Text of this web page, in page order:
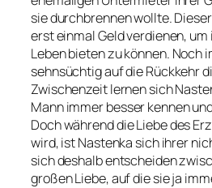
sie durchbrennen wollte.
erst einmal Geld verdienen,
Leben bieten zu können. Noch
sehnsüchtig auf die Rückkehr
Zwischenzeit lernen sich
Mann immer besser kennen
Doch während die Liebe des
wird, ist Nastenka sich ihrer
sich deshalb entscheiden
großen Liebe, auf die sie ja